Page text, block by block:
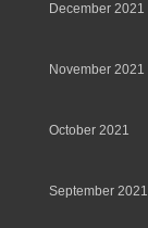
December 2021
November 2021
October 2021
September 2021